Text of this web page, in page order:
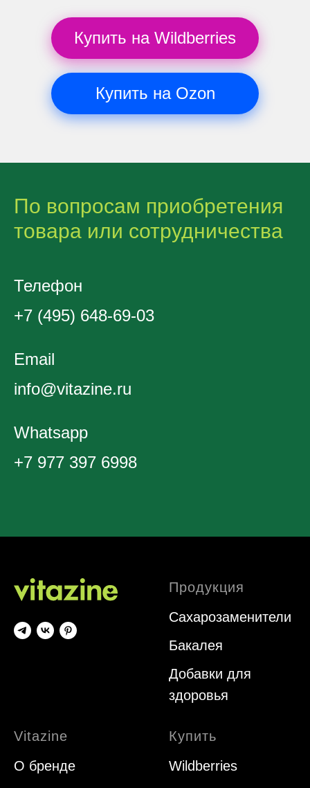
Купить на Wildberries
Купить на Ozon
По вопросам приобретения
товара или сотрудничества
Телефон
+7 (495) 648-69-03
Email
info@vitazine.ru
Whatsapp
+7 977 397 6998
Продукция
Сахарозаменители
Бакалея
Добавки для
здоровья
Vitazine
О бренде
Купить
Wildberries